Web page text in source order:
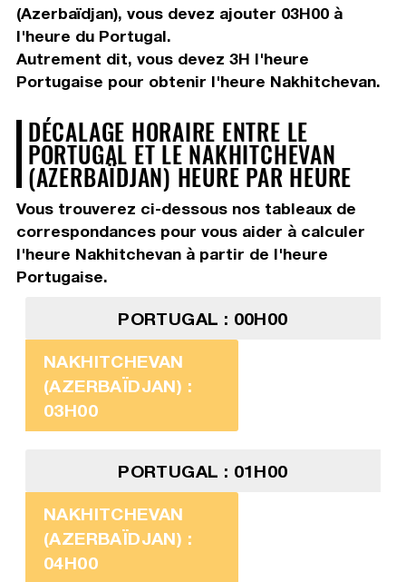
(Azerbaïdjan), vous devez ajouter 03H00à
l'heure du Portugal.
Autrement dit, vous devez 3H l'heure
Portugaise pour obtenir l'heure Nakhitchevan.
DÉCALAGE HORAIRE ENTRE LE
PORTUGAL ET LE NAKHITCHEVAN
(AZERBAÏDJAN) HEURE PAR HEURE
Vous trouverez ci-dessous nos tableaux de
correspondances pour vous aider à calculer
l'heure Nakhitchevan à partir de l'heure
Portugaise.
PORTUGAL : 00H00
NAKHITCHEVAN
(AZERBAÏDJAN) :
03H00
PORTUGAL : 01H00
NAKHITCHEVAN
(AZERBAÏDJAN) :
04H00